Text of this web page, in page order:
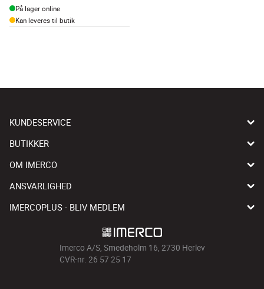
På lager online
Kan leveres til butik
KUNDESERVICE
BUTIKKER
OM IMERCO
ANSVARLIGHED
IMERCOPLUS - BLIV MEDLEM
Imerco A/S, Smedeholm 16, 2730 Herlev
CVR-nr. 26 57 25 17